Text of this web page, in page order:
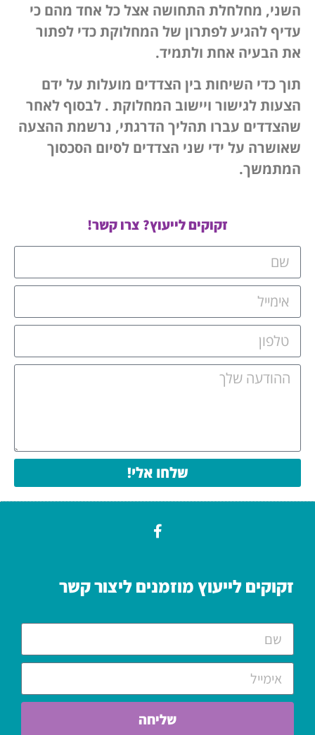
השני, מחלחלת התחושה אצל כל אחד מהם כי
עדיף להגיע לפתרון של המחלוקת כדי לפתור
את הבעיה אחת ולתמיד.
תוך כדי השיחות בין הצדדים מועלות על ידם
הצעות לגישור ויישוב המחלוקת . לבסוף לאחר
שהצדדים עברו תהליך הדרגתי, נרשמת ההצעה
שאושרה על ידי שני הצדדים לסיום הסכסוך
המתמשך.
זקוקים לייעוץ? צרו קשר!
שלחו אלי!
זקוקים לייעוץ מוזמנים ליצור קשר
שליחה